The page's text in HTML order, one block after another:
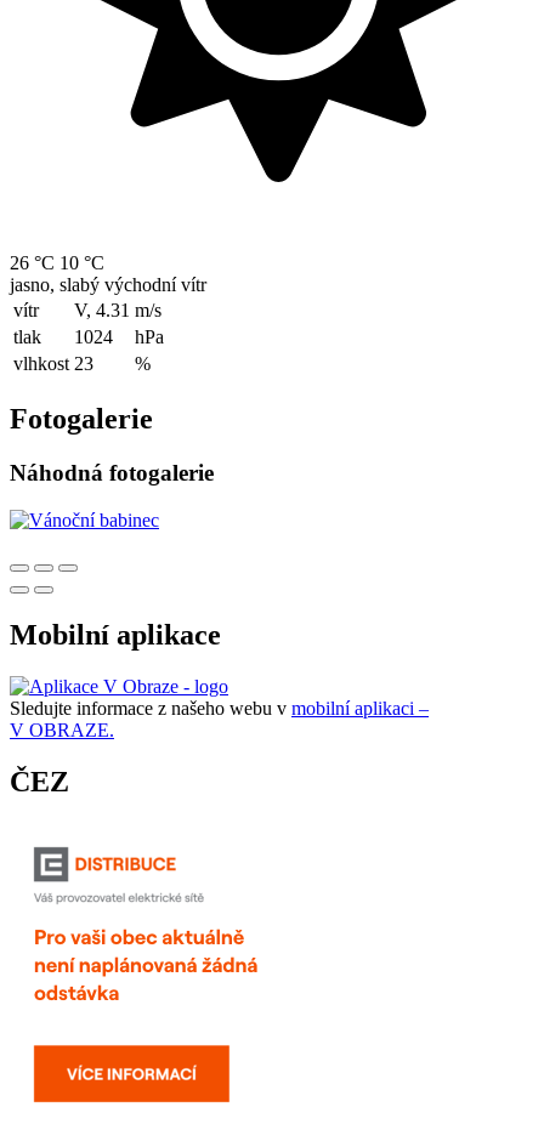
26 °C 10 °C
jasno, slabý východní vítr
vítr
V, 4.31 m/s
tlak
1024
hPa
vlhkost 23 %
Fotogalerie
Náhodná fotogalerie
Mobilní aplikace
Sledujte informace z našeho webu v mobilní aplikaci –
V OBRAZE.
ČEZ